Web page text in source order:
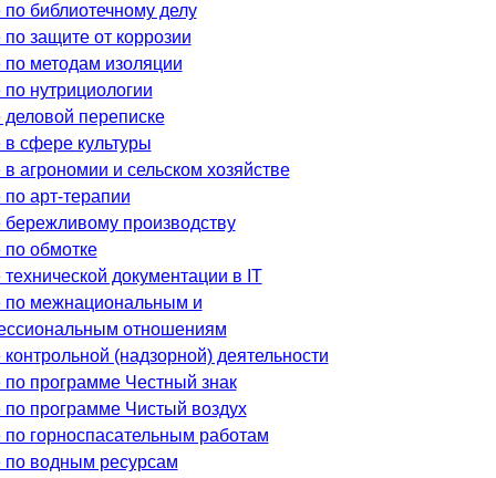
библиотечному делу
защите от коррозии
методам изоляции
нутрициологии
переписке
сфере культуры
агрономии и сельском хозяйстве
арт-терапии
производству
обмотке
документации в IT
по межнациональным и
отношениям
(надзорной) деятельности
программе Честный знак
программе Чистый воздух
горноспасательным работам
по водным ресурсам